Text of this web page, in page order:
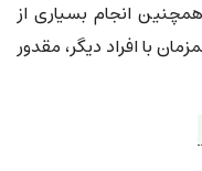
انجام بسیاری از
با افراد دیگر، مقدور